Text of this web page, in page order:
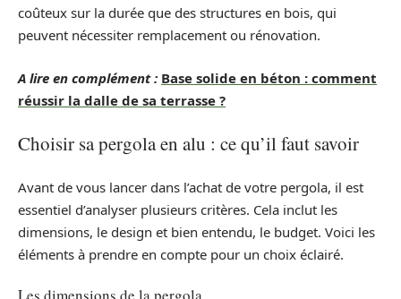
coûteux sur la durée que des structures en bois, qui
peuvent nécessiter remplacement ou rénovation.
A lire en complément : Base solide en béton : comment
réussir la dalle de sa terrasse ?
Choisir sa pergola en alu : ce qu’il faut savoir
Avant de vous lancer dans l’achat de votre pergola, il est
essentiel d’analyser plusieurs critères. Cela inclut les
dimensions, le design et bien entendu, le budget. Voici les
éléments à prendre en compte pour un choix éclairé.